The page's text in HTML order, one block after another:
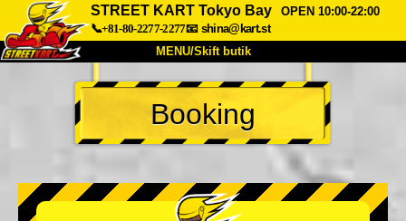
STREET KART Tokyo Bay
OPEN 10:00-22:00
📞+81-80-2277-2277📧 shina@kart.st
MENU/Skift butik
TOP
Om Specifikationer Pris
Virksomhed Booking
Skift butik
Booking